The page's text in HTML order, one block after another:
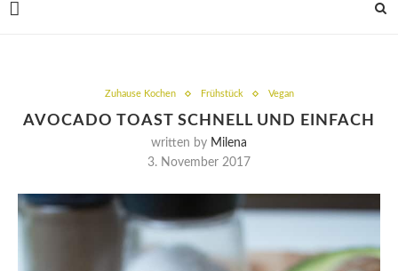
Zuhause Kochen Frühstück Vegan
AVOCADO TOAST SCHNELL UND EINFACH
written by Milena
3. November 2017